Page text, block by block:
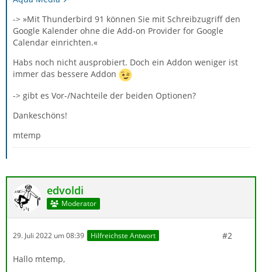
-> »Mit Thunderbird 91 können Sie mit Schreibzugriff den
Google Kalender ohne die Add-on Provider for Google
Calendar einrichten.«
Habs noch nicht ausprobiert. Doch ein Addon weniger ist
immer das bessere Addon
-> gibt es Vor-/Nachteile der beiden Optionen?
Dankeschöns!
mtemp
edvoldi
Moderator
29. Juli 2022 um 08:39 Hilfreichste Antwort #2
Hallo mtemp,